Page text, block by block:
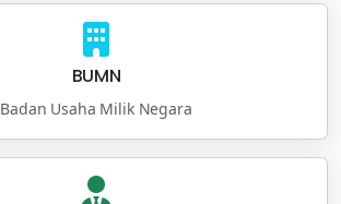
BUMN
Badan Usaha Milik Negara